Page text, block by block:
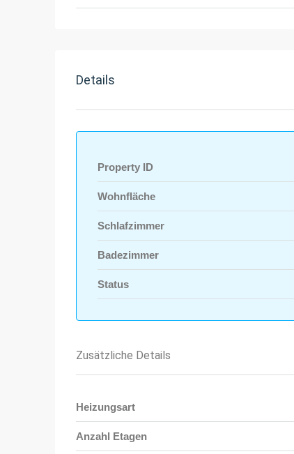
Details
Property ID
Wohnfläche
Schlafzimmer
Badezimmer
Status
Zusätzliche Details
Heizungsart
Anzahl Etagen